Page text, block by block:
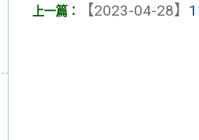
【2023-04-28】